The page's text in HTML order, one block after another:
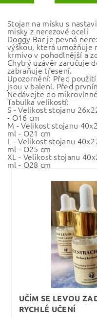
Stojan na misku s
misky z nerezové oceli
Doggy Bar je pevná
výškou, která umožňuje
krmivo v pohodlnější a
Chytrý uzávěr zaručuje
zabraňuje třesení.
Upozornění: Před
jsou v balení. Před
Nedávejte do
Tabulka velikostí:
S - Velikost stojanu
- O16 cm
M - Velikost stojanu
ml - O21 cm
L - Velikost stojanu
ml - O25 cm
XL - Velikost stojanu
ml - O28 cm
UČÍM SE LEVOU
RYCHLÉ UČENÍ